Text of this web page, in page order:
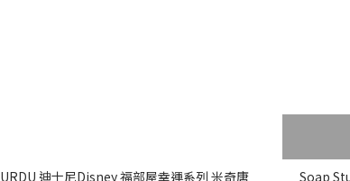
URDU 迪士尼Disney 福部屋幸運系列 米奇唐
Soap